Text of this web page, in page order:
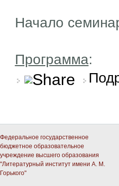
Начало
Программа:
Федеральное государственное
бюджетное образовательное
учреждение высшего образования
"Литературный институт имени А. М.
Горького"